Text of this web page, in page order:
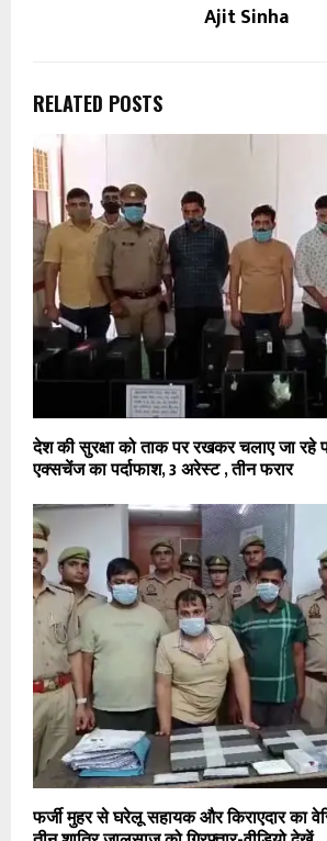
Ajit Sinha
RELATED POSTS
देश की सुरक्षा को ताक पर रखकर चलाए जा रहे
एक्सचेंज का पर्दाफाश, 3 अरेस्ट , तीन फरार
फर्जी मुहर से घरेलू सहायक और किराएदार का